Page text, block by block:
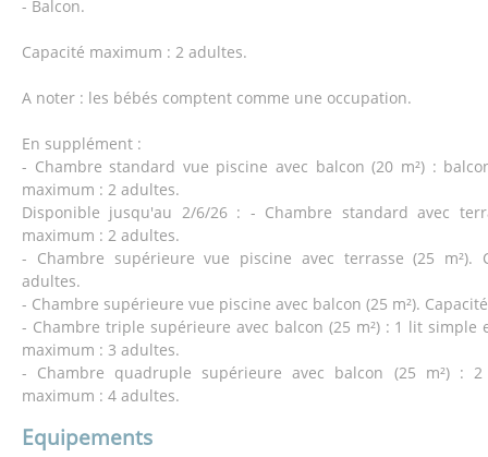
- Balcon.
Capacité maximum : 2 adultes.
A noter : les bébés comptent comme une occupation.
En supplément :
- Chambre standard vue piscine avec balcon (20 m²) :
maximum : 2 adultes.
Disponible jusqu'au 2/6/26 : - Chambre standard avec
maximum : 2 adultes.
- Chambre supérieure vue piscine avec terrasse (25 m²).
adultes.
- Chambre supérieure vue piscine avec balcon (25 m²).
- Chambre triple supérieure avec balcon (25 m²) : 1 lit simple
maximum : 3 adultes.
- Chambre quadruple supérieure avec balcon (25 m²) :
maximum : 4 adultes.
Equipements